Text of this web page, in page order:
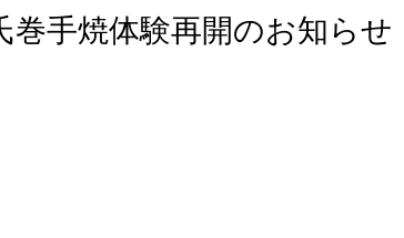
巻手焼体験再開のお知らせ